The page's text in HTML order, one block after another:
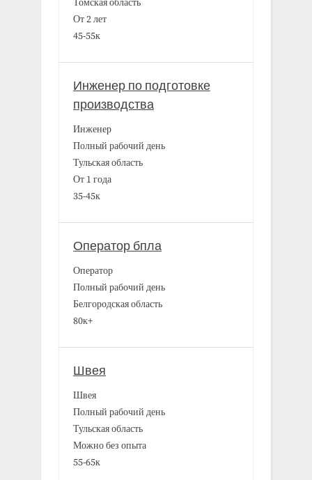
Томская область
От 2 лет
45-55к
Инженер по подготовке
производства
Инженер
Полный рабочий день
Тульская область
От 1 года
35-45к
Оператор бпла
Оператор
Полный рабочий день
Белгородская область
80к+
Швея
Швея
Полный рабочий день
Тульская область
Можно без опыта
55-65к